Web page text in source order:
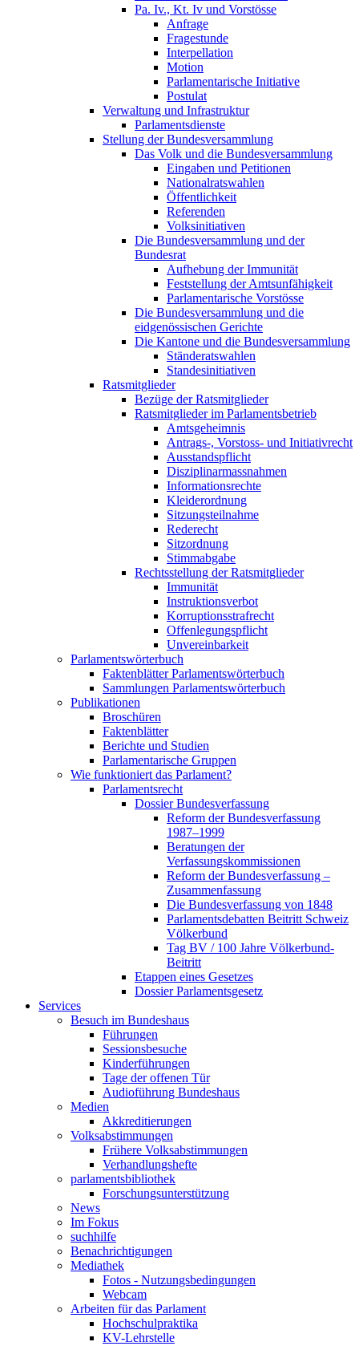
Pa. Iv., Kt. Iv und Vorstösse
Anfrage
Fragestunde
Interpellation
Motion
Parlamentarische Initiative
Postulat
Verwaltung und Infrastruktur
Parlamentsdienste
Stellung der Bundesversammlung
Das Volk und die Bundesversammlung
Eingaben und Petitionen
Nationalratswahlen
Öffentlichkeit
Referenden
Volksinitiativen
Die Bundesversammlung und der
Bundesrat
Aufhebung der Immunität
Feststellung der Amtsunfähigkeit
Parlamentarische Vorstösse
Die Bundesversammlung und die
eidgenössischen Gerichte
Die Kantone und die Bundesversammlung
Ständeratswahlen
Standesinitiativen
Ratsmitglieder
Bezüge der Ratsmitglieder
Ratsmitglieder im Parlamentsbetrieb
Amtsgeheimnis
Antrags-, Vorstoss- und Initiativrecht
Ausstandspflicht
Disziplinarmassnahmen
Informationsrechte
Kleiderordnung
Sitzungsteilnahme
Rederecht
Sitzordnung
Stimmabgabe
Rechtsstellung der Ratsmitglieder
Immunität
Instruktionsverbot
Korruptionsstrafrecht
Offenlegungspflicht
Unvereinbarkeit
Parlamentswörterbuch
Faktenblätter Parlamentswörterbuch
Sammlungen Parlamentswörterbuch
Publikationen
Broschüren
Faktenblätter
Berichte und Studien
Parlamentarische Gruppen
Wie funktioniert das Parlament?
Parlamentsrecht
Dossier Bundesverfassung
Reform der Bundesverfassung
1987–1999
Beratungen der
Verfassungskommissionen
Reform der Bundesverfassung –
Zusammenfassung
Die Bundesverfassung von 1848
Parlamentsdebatten Beitritt Schweiz
Völkerbund
Tag BV / 100 Jahre Völkerbund-
Beitritt
Etappen eines Gesetzes
Dossier Parlamentsgesetz
Services
Besuch im Bundeshaus
Führungen
Sessionsbesuche
Kinderführungen
Tage der offenen Tür
Audioführung Bundeshaus
Medien
Akkreditierungen
Volksabstimmungen
Frühere Volksabstimmungen
Verhandlungshefte
parlamentsbibliothek
Forschungsunterstützung
News
Im Fokus
suchhilfe
Benachrichtigungen
Mediathek
Fotos - Nutzungsbedingungen
Webcam
Arbeiten für das Parlament
Hochschulpraktika
KV-Lehrstelle